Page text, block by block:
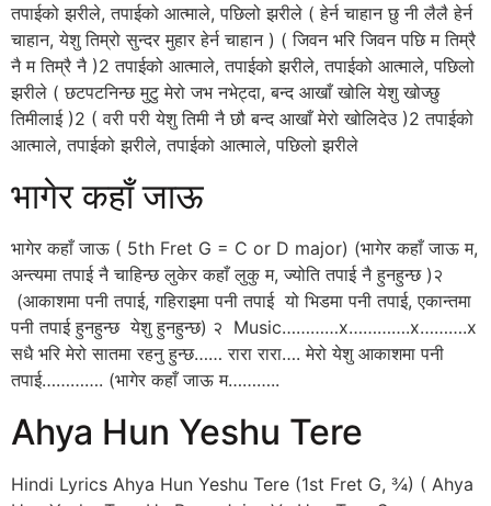
तपाईको झरीले, तपाईको आत्माले, पछिलो झरीले ( हेर्न चाहान छु नी लैलै हेर्न
चाहान, येशु तिम्रो सुन्दर मुहार हेर्न चाहान ) ( जिवन भरि जिवन पछि म तिम्रै
नै म तिम्रै नै )2 तपाईको आत्माले, तपाईको झरीले, तपाईको आत्माले, पछिलो
झरीले ( छटपटनिन्छ मुटु मेरो जभ नभेट्दा, बन्द आखाँ खोलि येशु खोज्छु
तिमीलाई )2 ( वरी परी येशु तिमी नै छौ बन्द आखाँ मेरो खोलिदेउ )2 तपाईको
आत्माले, तपाईको झरीले, तपाईको आत्माले, पछिलो झरीले
भागेर कहाँ जाऊ
भागेर कहाँ जाऊ ( 5th Fret G = C or D major) (भागेर कहाँ जाऊ म,
अन्त्यमा तपाई नै चाहिन्छ लुकेर कहाँ लुकु म, ज्योति तपाई नै हुनहुन्छ )२
(आकाशमा पनी तपाई, गहिराइमा पनी तपाई यो भिडमा पनी तपाई, एकान्तमा
पनी तपाई हुनहुन्छ येशु हुनहुन्छ) २ Music…………x………….x……….x
सधै भरि मेरो सातमा रहनु हुन्छ…… रारा रारा…. मेरो येशु आकाशमा पनी
तपाई…………. (भागेर कहाँ जाऊ म………..
Ahya Hun Yeshu Tere
Hindi Lyrics Ahya Hun Yeshu Tere (1st Fret G, ¾) ( Ahya